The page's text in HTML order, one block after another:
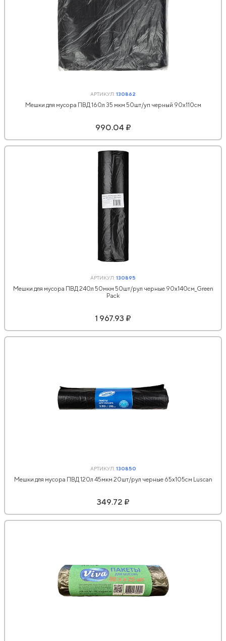
АРТИКУЛ:130862
Мешки для мусора ПВД 160л 35 мкм 50шт/уп черный 90х110см
990.04 ₽
АРТИКУЛ:130895
Мешки для мусора ПВД 240л 50мкм 50шт/рул черные 90х140см_Green
Pack
1 967.93 ₽
АРТИКУЛ:130850
Мешки для мусора ПВД 120л 45мкм 20шт/рул черные 65x105см Luscan
349.72 ₽